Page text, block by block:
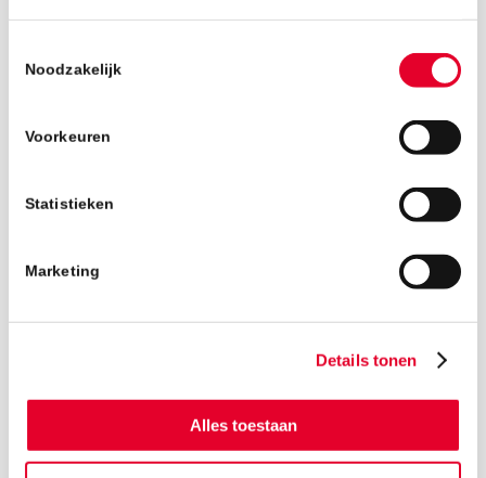
Noodzakelijk
Voorkeuren
Statistieken
Marketing
Details tonen
Alles toestaan